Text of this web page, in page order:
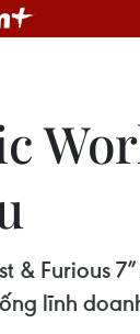
& Furious
lĩnh